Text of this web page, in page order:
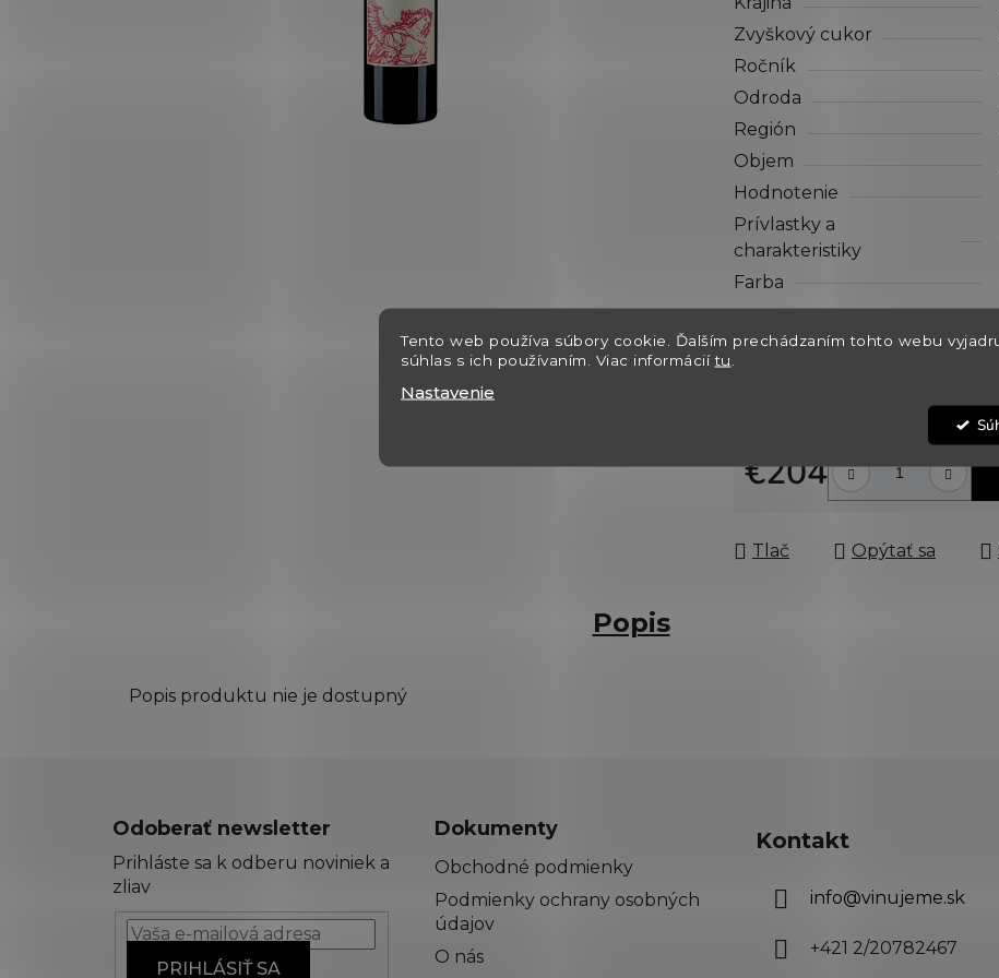
Tento web používa súbory cookie. Ďalším prechádzaním tohto webu
súhlas s ich používaním. Viac informáciítu
Nastavenie
z
5
hviezdičiek.
Zvyškový cukor
Ročník
Odroda
Región
Objem
Hodnotenie
Prívlastky a
charakteristiky
Farba
Dostupnosť
€204
Jednotková cena:
Tlač Opýtať sa
Popis
Popis produktu nie je dostupný
Odoberať newsletter
Prihláste sa k odberu noviniek a
zliav
PRIHLÁSIŤ SA
Dokumenty
Obchodné podmienky
Podmienky ochrany osobných
údajov
O nás
Kontakt
info@vinujeme.sk
+421 2/20782467